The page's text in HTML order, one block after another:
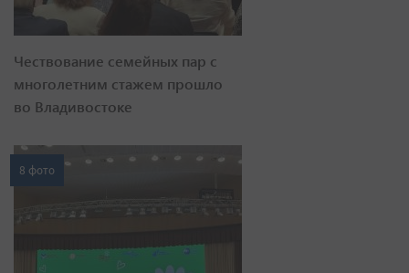
Чествование семейных пар с
многолетним стажем прошло
во Владивостоке
8 фото